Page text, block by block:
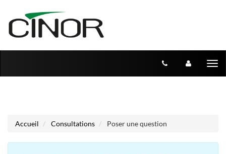
Accueil Consultations Poser une question